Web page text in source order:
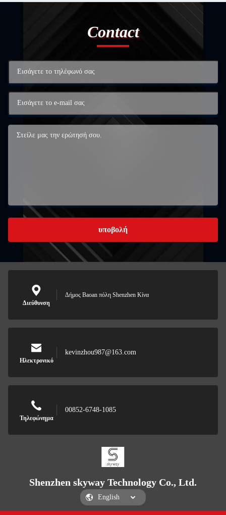
Contact
υποβολή
Διεύθυνση
Δήμος Baoan πόλη Shenzhen Κίνα
Ηλεκτρονικό
kevinzhou987@163.com
Τηλεφώνημα
00852-6748-1085
Shenzhen skyway Technology Co., Ltd.